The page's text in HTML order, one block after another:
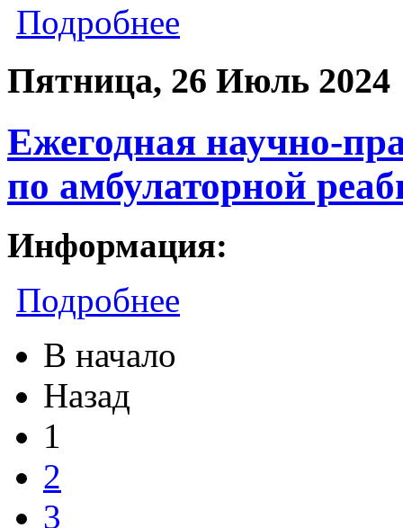
Подробнее
Пятница, 26 Июль 2024
Ежегодная научно-
по амбулаторной
Информация:
Подробнее
В начало
Назад
1
2
3